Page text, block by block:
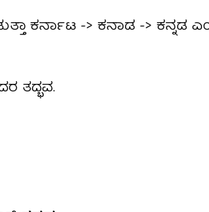
ಕರ್ನಾಟ -> ಕನಾಡ -> ಕನ್ನಡ
ತದ್ಭವ.